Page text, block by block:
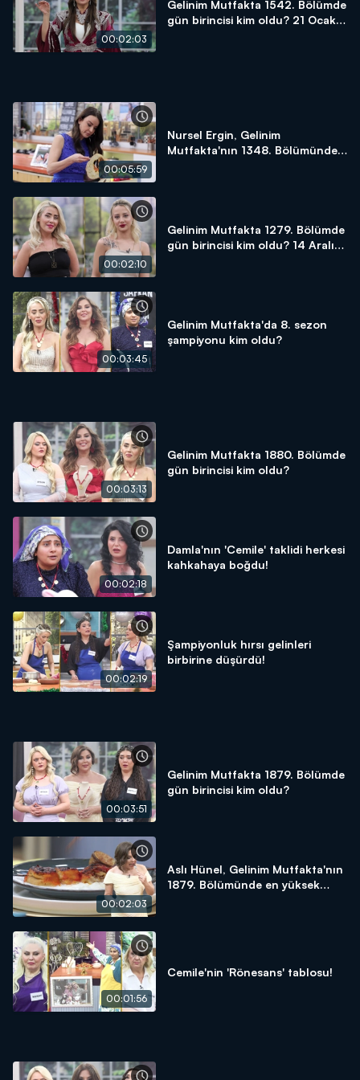
00:02:03
Gelinim Mutfakta 1542. Bölümde
gün birincisi kim oldu? 21 Ocak
00:05:59
Nursel Ergin, Gelinim
Mutfakta'nın 1348. Bölümünde
00:02:10
Gelinim Mutfakta 1279. Bölümde
gün birincisi kim oldu? 14 Aralık
00:03:45
Gelinim Mutfakta'da 8. sezon
şampiyonu kim oldu?
00:03:13
Gelinim Mutfakta 1880. Bölümde
gün birincisi kim oldu?
00:02:18
Damla'nın 'Cemile' taklidi herkesi
kahkahaya boğdu!
00:02:19
Şampiyonluk hırsı gelinleri
birbirine düşürdü!
00:03:51
Gelinim Mutfakta 1879. Bölümde
gün birincisi kim oldu?
00:02:03
Aslı Hünel, Gelinim Mutfakta'nın
1879. Bölümünde en yüksek
00:01:56
Cemile'nin 'Rönesans' tablosu!